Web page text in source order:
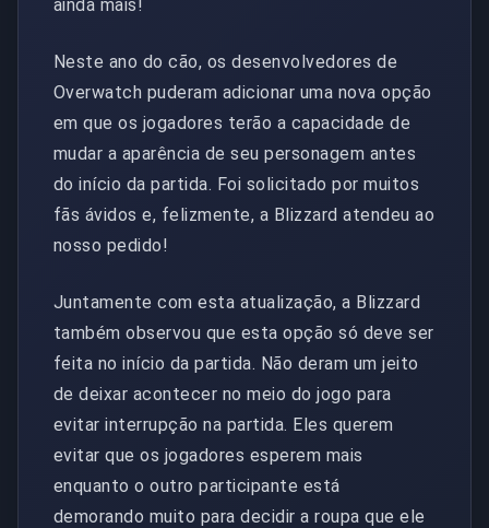
ainda mais!
Neste ano do cão, os desenvolvedores de
Overwatch puderam adicionar uma nova opção
em que os jogadores terão a capacidade de
mudar a aparência de seu personagem antes
do início da partida. Foi solicitado por muitos
fãs ávidos e, felizmente, a Blizzard atendeu ao
nosso pedido!
Juntamente com esta atualização, a Blizzard
também observou que esta opção só deve ser
feita no início da partida. Não deram um jeito
de deixar acontecer no meio do jogo para
evitar interrupção na partida. Eles querem
evitar que os jogadores esperem mais
enquanto o outro participante está
demorando muito para decidir a roupa que ele